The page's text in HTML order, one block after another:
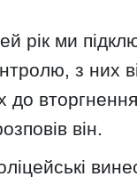
рік ми
з них
до
він.